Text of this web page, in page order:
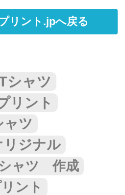
リント.jpへ戻る
シャツ
リント
ャツ
ジナル
ャツ 作成
ント